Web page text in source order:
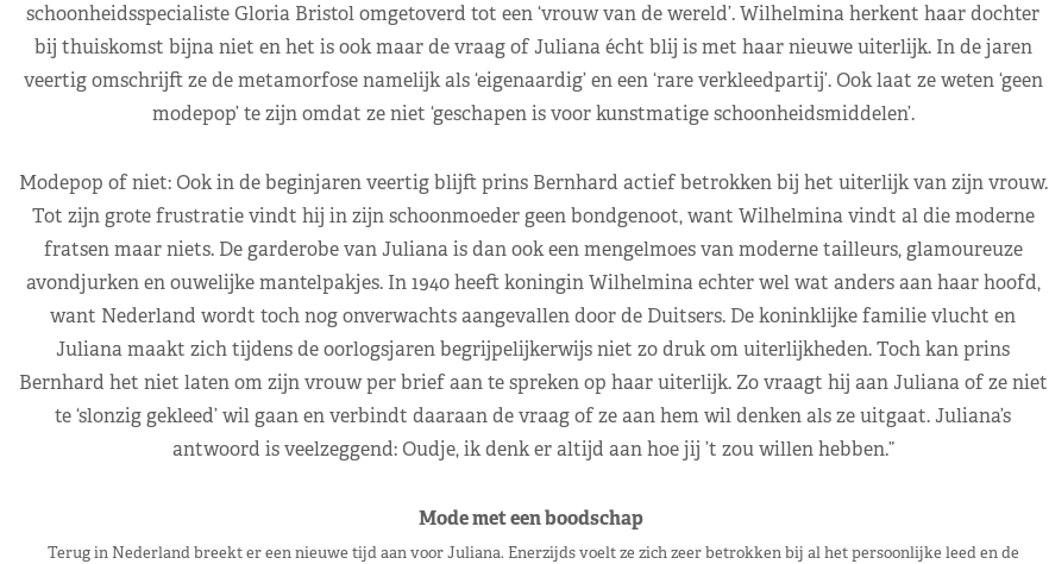
schoonheidsspecialiste Gloria Bristol omgetoverd tot een ‘vrouw van de wereld’. Wilhelmina herkent haar dochter
bij thuiskomst bijna niet en het is ook maar de vraag of Juliana écht blij is met haar nieuwe uiterlijk. In de jaren
veertig omschrijft ze de metamorfose namelijk als ‘eigenaardig’ en een ‘rare verkleedpartij’. Ook laat ze weten ‘geen
modepop’ te zijn omdat ze niet ‘geschapen is voor kunstmatige schoonheidsmiddelen’.
Modepop of niet: Ook in de beginjaren veertig blijft prins Bernhard actief betrokken bij het uiterlijk van zijn vrouw.
Tot zijn grote frustratie vindt hij in zijn schoonmoeder geen bondgenoot, want Wilhelmina vindt al die moderne
fratsen maar niets. De garderobe van Juliana is dan ook een mengelmoes van moderne tailleurs, glamoureuze
avondjurken en ouwelijke mantelpakjes. In 1940 heeft koningin Wilhelmina echter wel wat anders aan haar hoofd,
want Nederland wordt toch nog onverwachts aangevallen door de Duitsers. De koninklijke familie vlucht en
Juliana maakt zich tijdens de oorlogsjaren begrijpelijkerwijs niet zo druk om uiterlijkheden. Toch kan prins
Bernhard het niet laten om zijn vrouw per brief aan te spreken op haar uiterlijk. Zo vraagt hij aan Juliana of ze niet
te ‘slonzig gekleed’ wil gaan en verbindt daaraan de vraag of ze aan hem wil denken als ze uitgaat. Juliana’s
antwoord is veelzeggend: Oudje, ik denk er altijd aan hoe jij ’t zou willen hebben.”
Mode met een boodschap
Terug in Nederland breekt er een nieuwe tijd aan voor Juliana. Enerzijds voelt ze zich zeer betrokken bij al het persoonlijke leed en de